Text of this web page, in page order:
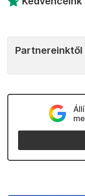
Partnereinktől